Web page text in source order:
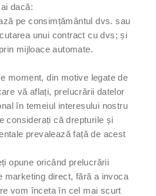
dacă:
pe consimțământul dvs. sau
unui contract cu dvs; și
mijloace automate.
moment, din motive legate de
vă aflați, prelucrării datelor
în temeiul interesului nostru
considerați că drepturile și
prevalează față de acest
opune oricând prelucrării
marketing direct, fără a invoca
vom înceta în cel mai scurt